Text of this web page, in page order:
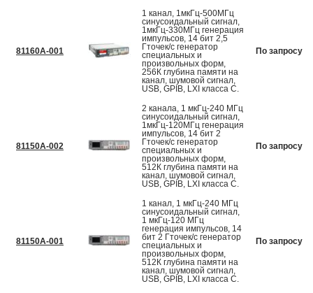
81160A-001
1 канал, 1мкГц-500МГц
синусоидальный сигнал,
1мкГц-330МГц генерация
импульсов, 14 бит 2,5
Гточек/с генератор
специальных и
произвольных форм,
256К глубина памяти на
канал, шумовой сигнал,
USB, GPIB, LXI класса С.
По запросу
81150A-002
2 канала, 1 мкГц-240 МГц
синусоидальный сигнал,
1мкГц-120МГц генерация
импульсов, 14 бит 2
Гточек/с генератор
специальных и
произвольных форм,
512К глубина памяти на
канал, шумовой сигнал,
USB, GPIB, LXI класса С.
По запросу
81150A-001
1 канал, 1 мкГц-240 МГц
синусоидальный сигнал,
1 мкГц-120 МГц
генерация импульсов, 14
бит 2 Гточек/с генератор
специальных и
произвольных форм,
512К глубина памяти на
канал, шумовой сигнал,
USB, GPIB, LXI класса С.
По запросу